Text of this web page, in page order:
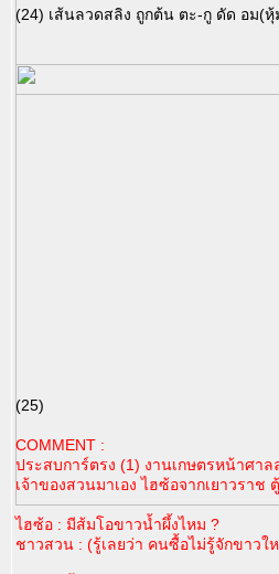
(24) เส้นลวดสลิง ถูกต้น ตะ-กู ดัด อม(
(25)
COMMENT :
ประสบการ์ตรง (1) งานเกษตรหน้าศา
เจ้าของสวนมาเอง ไฮซ้อจากเยาวรา
ไฮซ้อ : มีส้มโอขาวน้ำผึ้งไหม ?
ชาวสวน : (รู้เลยว่า คนซื้อไม่รู้จักขาวใ